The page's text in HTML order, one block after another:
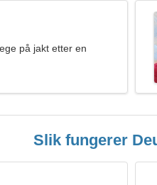
på jakt etter en
Slik fungerer